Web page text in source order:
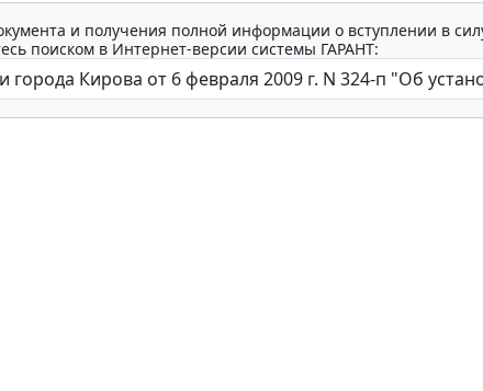
и получения полной информации о вступлении в
поиском в Интернет-версии системы ГАРАНТ: